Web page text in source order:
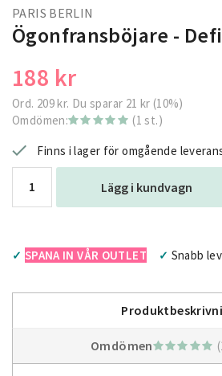
PARIS BERLIN
Ögonfransböjare -
188 kr
Ord. 209 kr. Du sparar 21 kr (10%)
Omdömen:
(1 st.)
Finns i lager för omgående
Lägg i kundvagn
✓ SPANA IN VÅR OUTLET ✓ Snabb
Omdömen